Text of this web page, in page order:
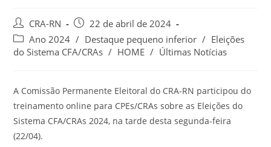
Autor
do
post:
CRA-RN
Post
publicado:
22 de abril de 2024
Categoria
do
Ano 2024 / Destaque pequeno inferior / Eleições
do Sistema CFA/CRAs / HOME / Últimas Notícias
A Comissão Permanente Eleitoral do CRA-RN participou do
treinamento online para CPEs/CRAs sobre as Eleições do
Sistema CFA/CRAs 2024, na tarde desta segunda-feira
(22/04).